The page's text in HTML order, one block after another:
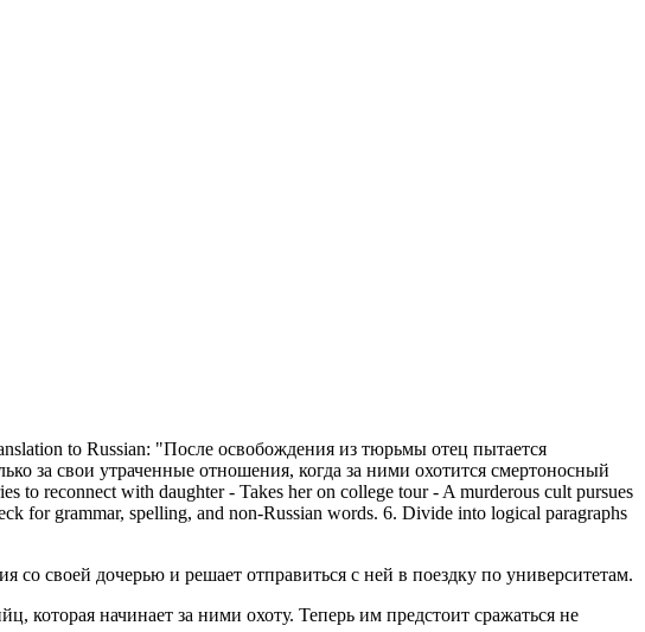
to Russian: "После освобождения из тюрьмы отец пытается
за свои утраченные отношения, когда за ними охотится смертоносный
to reconnect with daughter - Takes her on college tour - A murderous cult pursues
for grammar, spelling, and non-Russian words. 6. Divide into logical paragraphs
своей дочерью и решает отправиться с ней в поездку по университетам.
начинает за ними охоту. Теперь им предстоит сражаться не